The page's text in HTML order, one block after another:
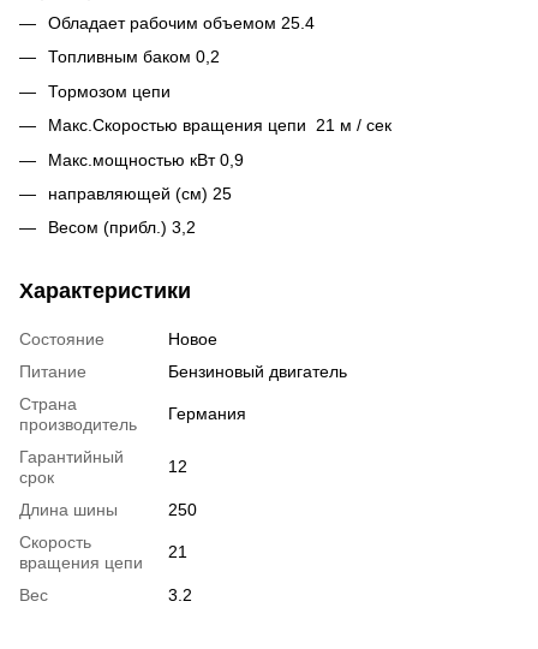
Обладает рабочим объемом 25.4
Топливным баком 0,2
Тормозом цепи
Макс.Скоростью вращения цепи 21 м / сек
Макс.мощностью кВт 0,9
направляющей (см) 25
Весом (прибл.) 3,2
Характеристики
Состояние
Новое
Питание
Бензиновый двигатель
Страна
производитель
Германия
Гарантийный
срок
12
Длина шины
250
Скорость
вращения цепи
21
Вес 3.2